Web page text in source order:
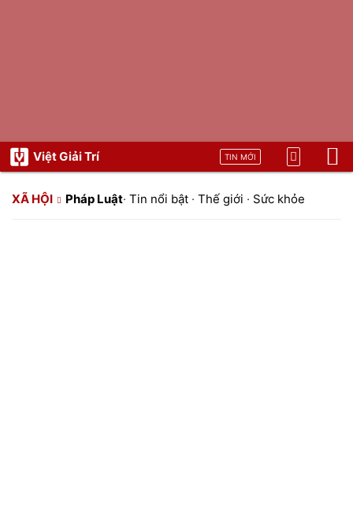
Việt Giải Trí TIN MỚI
XÃ HỘI Pháp Luật· Tin nổi bật · Thế giới · Sức khỏe